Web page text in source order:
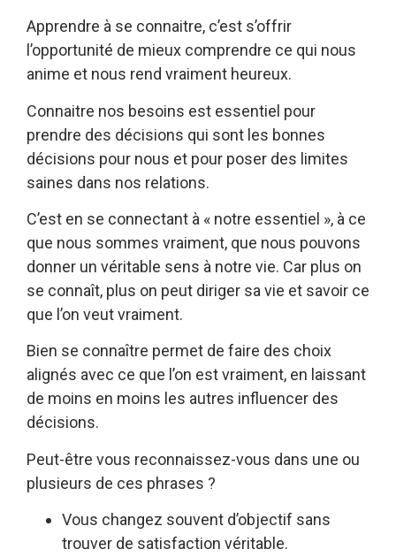
Apprendre à se connaitre, c’est s’offrir
l’opportunité de mieux comprendre ce qui nous
anime et nous rend vraiment heureux.
Connaitre nos besoins est essentiel pour
prendre des décisions qui sont les bonnes
décisions pour nous et pour poser des limites
saines dans nos relations.
C’est en se connectant à « notre essentiel », à ce
que nous sommes vraiment, que nous pouvons
donner un véritable sens à notre vie. Car plus on
se connaît, plus on peut diriger sa vie et savoir ce
que l’on veut vraiment.
Bien se connaître permet de faire des choix
alignés avec ce que l’on est vraiment, en laissant
de moins en moins les autres influencer des
décisions.
Peut-être vous reconnaissez-vous dans une ou
plusieurs de ces phrases ?
Vous changez souvent d’objectif sans
trouver de satisfaction véritable.